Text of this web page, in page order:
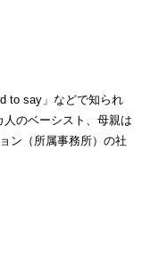
to say」などで知られ
のベーシスト、母親は
ン（所属事務所）の社